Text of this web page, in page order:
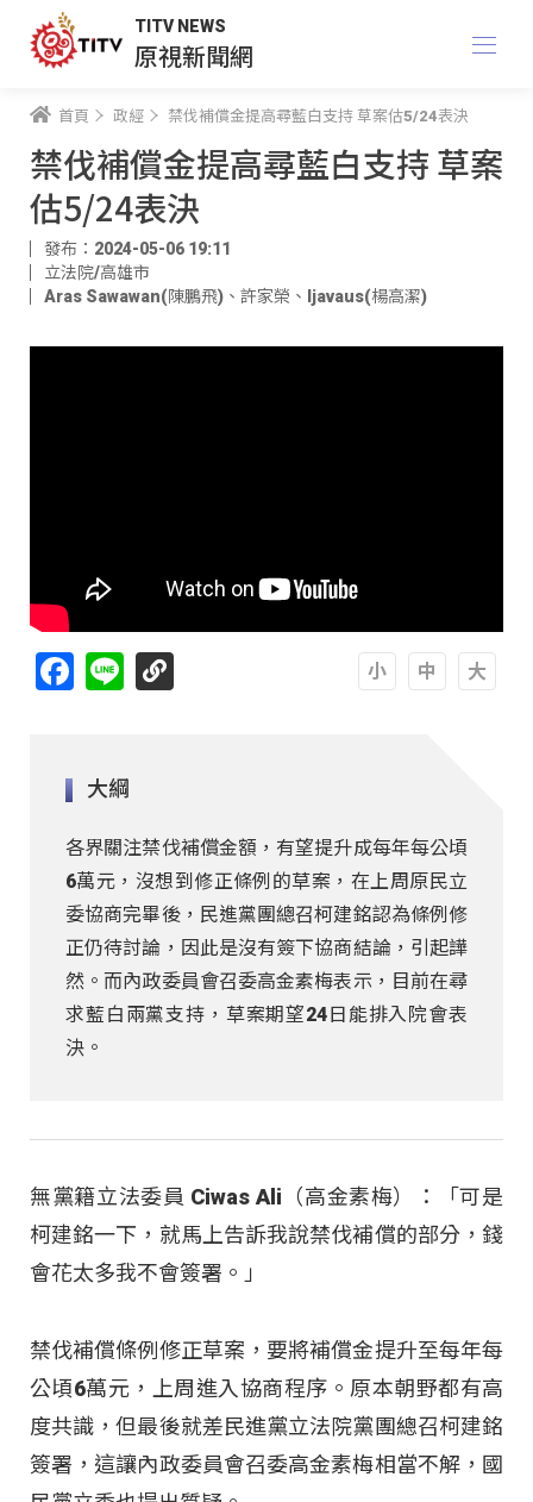
TITV NEWS
原視新聞網
首頁 政經 禁伐補償金提高尋藍白支持 草案估5/24表決
禁伐補償金提高尋藍白支持 草案
估5/24表決
發布：2024-05-06 19:11
立法院/高雄市
Aras Sawawan(陳鵬飛) 、 許家榮 、 ljavaus(楊高潔)
Facebook
Line
大綱
各界關注禁伐補償金額，有望提升成每年每公頃
6萬元，沒想到修正條例的草案，在上周原民立
委協商完畢後，民進黨團總召柯建銘認為條例修
正仍待討論，因此是沒有簽下協商結論，引起譁
然。而內政委員會召委高金素梅表示，目前在尋
求藍白兩黨支持，草案期望24日能排入院會表
決。
無黨籍立法委員 Ciwas Ali（高金素梅）：「可是
柯建銘一下，就馬上告訴我說禁伐補償的部分，錢
會花太多我不會簽署。」
禁伐補償條例修正草案，要將補償金提升至每年每
公頃6萬元，上周進入協商程序。原本朝野都有高
度共識，但最後就差民進黨立法院黨團總召柯建銘
簽署，這讓內政委員會召委高金素梅相當不解，國